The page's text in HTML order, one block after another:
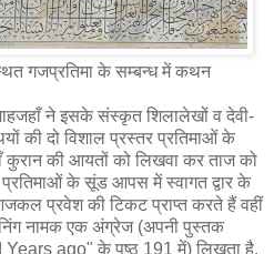
गजप्रतिमा के सम्‍बन्‍ध में कथन
ने इसके संस्कृत शिलालेखों व देवी-
की दो विशाल प्रस्तर प्रतिमाओं के
कुरान की आयतों को लिखवा कर ताज को
प्रतिमाओं के सूंड आपस में स्वागत द्वार के
प्रवेश की टिकट प्राप्त करते हैं वहीं
नामक एक अंग्रेज (अपनी पुस्तक
ago" के पृष्ठ 191 में) लिखता है,